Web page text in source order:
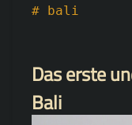
# bali
Das erste
Bali